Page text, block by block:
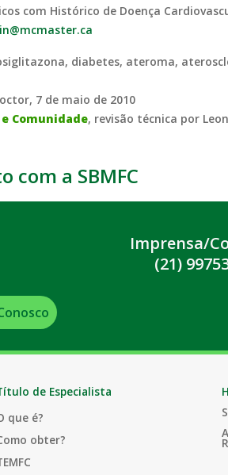
com Histórico de Doença
diabetes, ateroma,
7 de maio de 2010
Comunidade, revisão técnica por
com a SBMFC
Imprensa/
(21)
de Especialista
que é?
obter?